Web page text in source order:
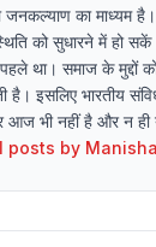
जनकल्याण का माध्यम
को सुधारने में हो
था। समाज के मुद्दों
है। इसलिए भारतीय
आज भी नहीं है और न ही
posts by